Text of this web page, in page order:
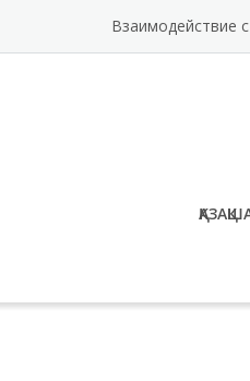
содержимому
Взаимодействие